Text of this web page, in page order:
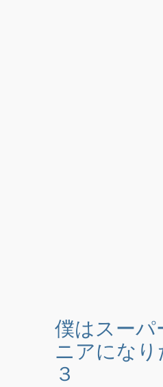
僕はスーパ
ニアにな
３